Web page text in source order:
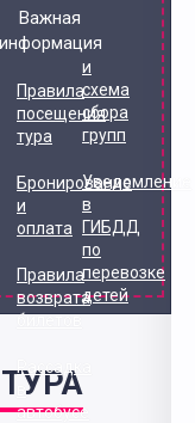
Важная
информация
Правила
посещения
тура
Бронирование
и
оплата
Правила
возврата
билетов
Рассадка
автобусе
и
схема
сбора
групп
Уведомление
в
ГИБДД
по
перевозке
детей